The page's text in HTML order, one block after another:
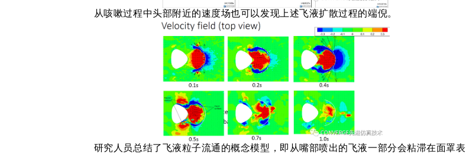
从咳嗽过程中头部附近的速度场也可以发现上述飞液扩散过程的端倪。
研究人员总结了飞液粒子流通的概念模型，即从嘴部喷出的飞液一部分会粘滞在面罩表